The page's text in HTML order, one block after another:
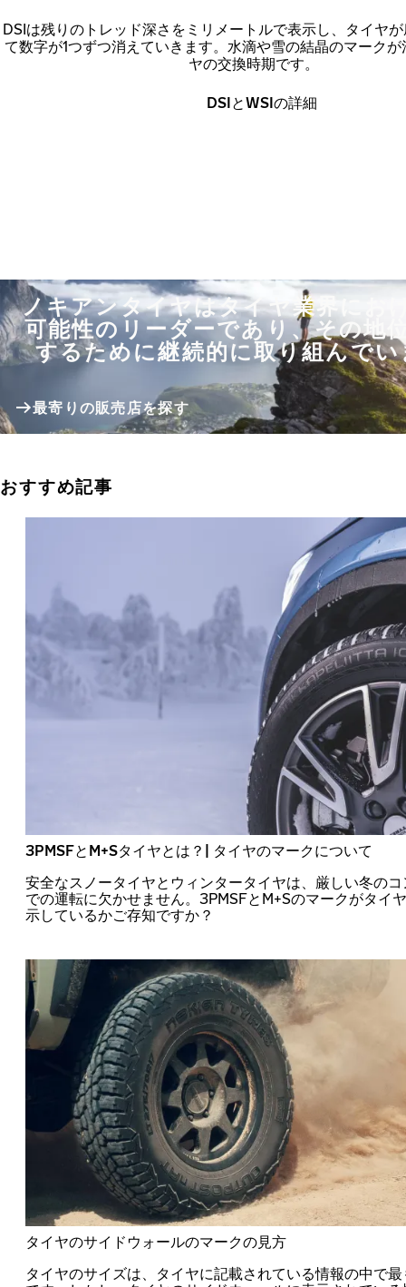
DSIは残りのトレッド深さをミリメートルで表示し、タイヤ
て数字が1つずつ消えていきます。水滴や雪の結晶のマーク
ヤの交換時期です。
DSIとWSIの詳細
ノキアンタイヤはタイヤ業界にお
可能性のリーダーであり、その地
するために継続的に取り組んでい
最寄りの販売店を探す
おすすめ記事
3PMSFとM+Sタイヤとは？| タイヤのマークについて
安全なスノータイヤとウィンタータイヤは、厳しい冬の
での運転に欠かせません。3PMSFとM+Sのマークがタイ
示しているかご存知ですか？
タイヤのサイドウォールのマークの見方
タイヤのサイズは、タイヤに記載されている情報の中で